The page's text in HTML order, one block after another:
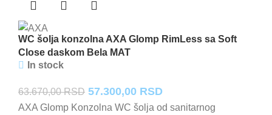
WC šolja konzolna AXA Glomp RimLess sa Soft
Close daskom Bela MAT
In stock
63.670,00RSD Originalna
cena
57.300,00 RSDTrenutna
cena
AXA Glomp Konzolna WC šolja od sanitarnog